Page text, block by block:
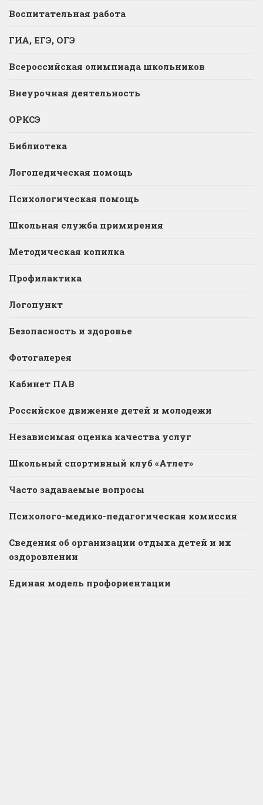
Воспитательная работа
ГИА, ЕГЭ, ОГЭ
Всероссийская олимпиада школьников
Внеурочная деятельность
ОРКСЭ
Библиотека
Логопедическая помощь
Психологическая помощь
Школьная служба примирения
Методическая копилка
Профилактика
Логопункт
Безопасность и здоровье
Фотогалерея
Кабинет ПАВ
Российское движение детей и молодежи
Независимая оценка качества услуг
Школьный спортивный клуб «Атлет»
Часто задаваемые вопросы
Психолого-медико-педагогическая комиссия
Сведения об организации отдыха детей и их
оздоровлении
Единая модель профориентации